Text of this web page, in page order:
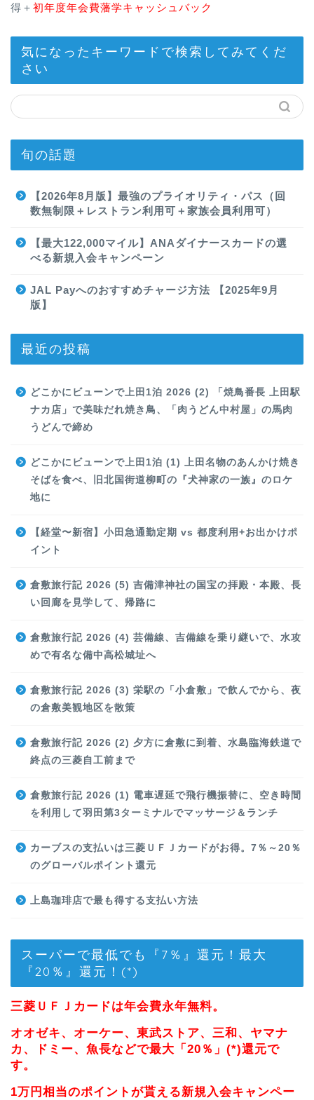
得＋ 初年度年会費藩学キャッシュバック
気になったキーワードで検索してみてくだ
さい
旬の話題
【2026年8月版】最強のプライオリティ・パス（回
数無制限＋レストラン利用可＋家族会員利用可）
【最大122,000マイル】ANAダイナースカードの選
べる新規入会キャンペーン
JAL Payへのおすすめチャージ方法 【2025年9月
版】
最近の投稿
どこかにビューンで上田1泊 2026 (2) 「焼鳥番長 上田駅
ナカ店」で美味だれ焼き鳥、「肉うどん中村屋」の馬肉
うどんで締め
どこかにビューンで上田1泊 (1) 上田名物のあんかけ焼き
そばを食べ、旧北国街道柳町の『犬神家の一族』のロケ
地に
【経堂〜新宿】小田急通勤定期 vs 都度利用+お出かけポ
イント
倉敷旅行記 2026 (5) 吉備津神社の国宝の拝殿・本殿、長
い回廊を見学して、帰路に
倉敷旅行記 2026 (4) 芸備線、吉備線を乗り継いで、水攻
めで有名な備中高松城址へ
倉敷旅行記 2026 (3) 栄駅の「小倉敷」で飲んでから、夜
の倉敷美観地区を散策
倉敷旅行記 2026 (2) 夕方に倉敷に到着、水島臨海鉄道で
終点の三菱自工前まで
倉敷旅行記 2026 (1) 電車遅延で飛行機振替に、空き時間
を利用して羽田第3ターミナルでマッサージ＆ランチ
カーブスの支払いは三菱ＵＦＪカードがお得。7％～20％
のグローバルポイント還元
上島珈琲店で最も得する支払い方法
スーパーで最低でも『7％』還元！最大
『20％』還元！(*)
三菱ＵＦＪカードは年会費永年無料。
オオゼキ、オーケー、東武ストア、三和、ヤマナ
カ、ドミー、魚長などで最大「20％」(*)還元で
す。
1万円相当のポイントが貰える新規入会キャンペー